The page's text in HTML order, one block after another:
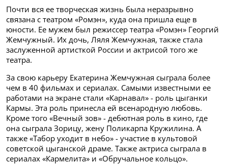
Почти вся ее творческая жизнь была неразрывно
связана с театром «Ромэн», куда она пришла еще в
юности. Ее мужем был режиссер театра «Ромэн» Георгий
Жемчужный. Их дочь, Ляля Жемчужная, также стала
заслуженной артисткой России и актрисой того же
театра.
За свою карьеру Екатерина Жемчужная сыграла более
чем в 40 фильмах и сериалах. Самыми известными ее
работами на экране стали «Карнавал» - роль цыганки
Кармы. Эта роль принесла ей всенародную любовь.
Кроме того «Вечный зов» - дебютная роль в кино, где
она сыграла Зорицу, жену Поликарпа Кружилина. А
также «Табор уходит в небо» - участие в культовой
советской цыганской драме. Также актриса сыграла в
сериалах «Кармелита» и «Обручальное кольцо».